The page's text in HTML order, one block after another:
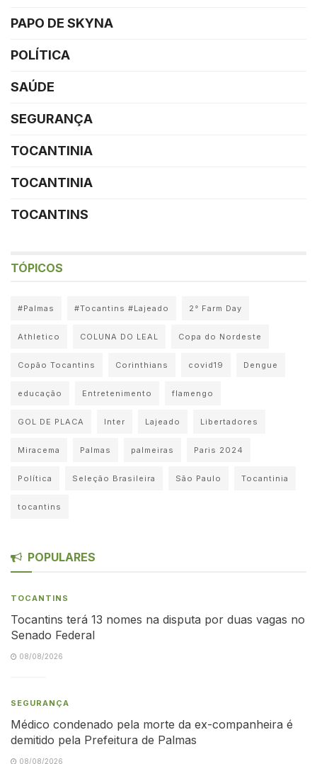
PAPO DE SKYNA
POLÍTICA
SAÚDE
SEGURANÇA
TOCANTINIA
TOCANTINIA
TOCANTINS
TÓPICOS
#Palmas #Tocantins #Lajeado 2° Farm Day
Athletico COLUNA DO LEAL Copa do Nordeste
Copão Tocantins Corinthians covid19 Dengue
educação Entretenimento flamengo
GOL DE PLACA Inter Lajeado Libertadores
Miracema Palmas palmeiras Paris 2024
Política Seleção Brasileira São Paulo Tocantinia
tocantins
POPULARES
TOCANTINS
Tocantins terá 13 nomes na disputa por duas vagas no
Senado Federal
08/08/2026
SEGURANÇA
Médico condenado pela morte da ex-companheira é
demitido pela Prefeitura de Palmas
08/08/2026